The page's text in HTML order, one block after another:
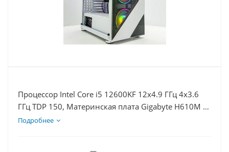
Процессор Intel Core i5 12600KF 12x4.9 ГГц 4x3.6
ГГц TDP 150, Материнская плата Gigabyte H610M K,
Видеокарта RX 6700XT 12Гб, Память DDR4 8Gb,
Подробнее